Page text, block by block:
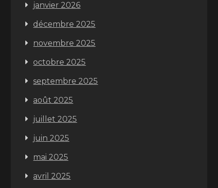
janvier 2026
décembre 2025
novembre 2025
octobre 2025
septembre 2025
août 2025
juillet 2025
juin 2025
mai 2025
avril 2025